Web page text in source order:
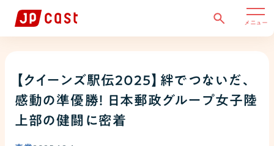
メニュー
【クイーンズ駅伝2025】絆でつないだ、
感動の準優勝！ 日本郵政グループ女子陸
上部の健闘に密着